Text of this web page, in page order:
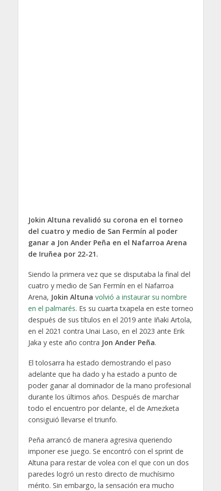
Jokin Altuna revalidó su corona en el torneo
del cuatro y medio de San Fermín al poder
ganar a Jon Ander Peña en el Nafarroa Arena
de Iruñea por 22-21.
Siendo la primera vez que se disputaba la final del
cuatro y medio de San Fermín en el Nafarroa
Arena, Jokin Altuna volvió a instaurar su nombre
en el palmarés. Es su cuarta txapela en este torneo
después de sus títulos en el 2019 ante Iñaki Artola,
en el 2021 contra Unai Laso, en el 2023 ante Erik
Jaka y este año contra Jon Ander Peña.
El tolosarra ha estado demostrando el paso
adelante que ha dado y ha estado a punto de
poder ganar al dominador de la mano profesional
durante los últimos años. Después de marchar
todo el encuentro por delante, el de Amezketa
consiguió llevarse el triunfo.
Peña arrancó de manera agresiva queriendo
imponer ese juego. Se encontró con el sprint de
Altuna para restar de volea con el que con un dos
paredes logró un resto directo de muchísimo
mérito. Sin embargo, la sensación era mucho